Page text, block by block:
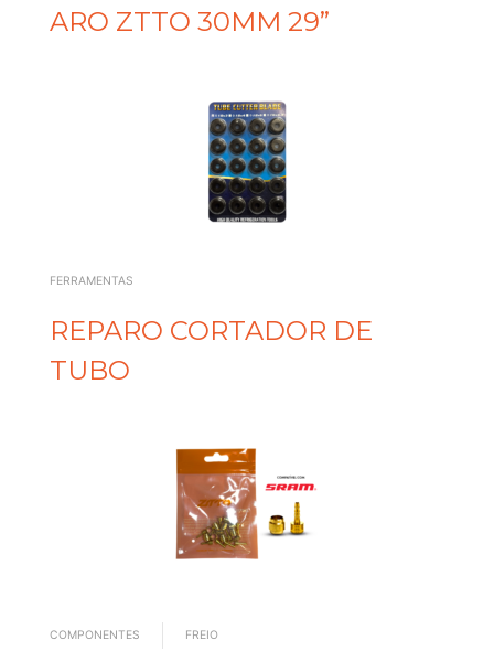
ARO ZTTO 30MM 29”
FERRAMENTAS
REPARO CORTADOR DE
TUBO
COMPONENTES FREIO